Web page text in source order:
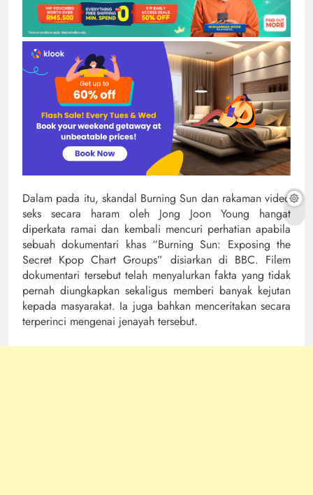
Dalam pada itu, skandal Burning Sun dan rakaman video
seks secara haram oleh Jong Joon Young hangat
diperkata ramai dan kembali mencuri perhatian apabila
sebuah dokumentari khas “Burning Sun: Exposing the
Secret Kpop Chart Groups” disiarkan di BBC. Filem
dokumentari tersebut telah menyalurkan fakta yang tidak
pernah diungkapkan sekaligus memberi banyak kejutan
kepada masyarakat. Ia juga bahkan menceritakan secara
terperinci mengenai jenayah tersebut.